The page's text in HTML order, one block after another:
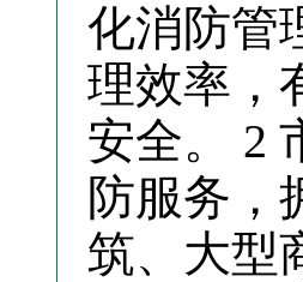
化消防管
理效率，
安全。 2
防服务，
筑、大型